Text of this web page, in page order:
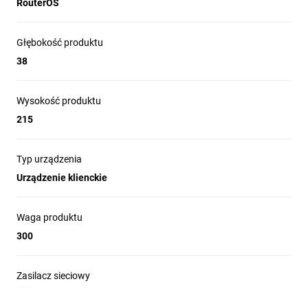
RouterOS
Głębokość produktu
38
Wysokość produktu
215
Typ urządzenia
Urządzenie klienckie
Waga produktu
300
Zasilacz sieciowy